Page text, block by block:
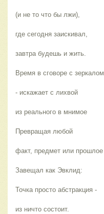
(и не то что бы лжи),
где сегодня заискивал,
завтра будешь и жить.
Время в сговоре с зеркалом
- искажает с лихвой
из реального в мнимое
Превращая любой
факт, предмет или прошлое
Завещал как Эвклид:
Точка просто абстракция -
из ничто состоит.